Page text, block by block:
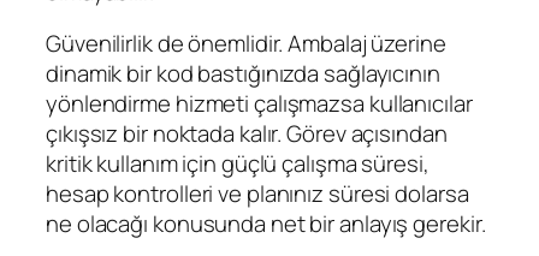
Güvenilirlik de önemlidir. Ambalaj üzerine
dinamik bir kod bastığınızda sağlayıcının
yönlendirme hizmeti çalışmazsa kullanıcılar
çıkışsız bir noktada kalır. Görev açısından
kritik kullanım için güçlü çalışma süresi,
hesap kontrolleri ve planınız süresi dolarsa
ne olacağı konusunda net bir anlayış gerekir.